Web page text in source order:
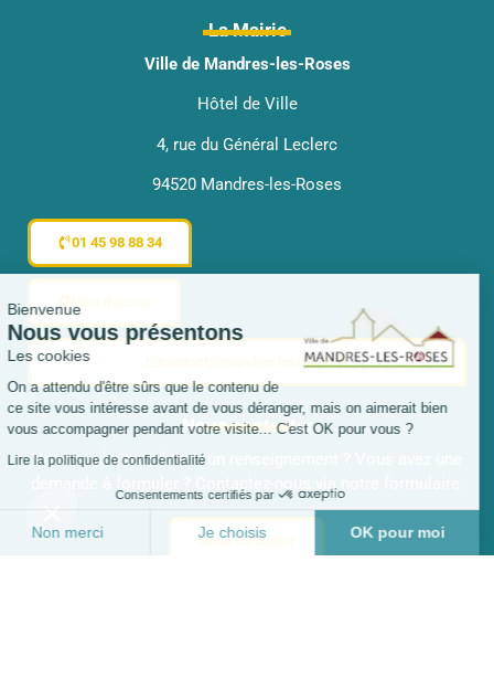
Bienvenue
Nous vous présentons
Les cookies
On a attendu d'être sûrs que le contenu de
ce site vous intéresse avant de vous déranger, mais on aimerait bien
vous accompagner pendant votre visite... C'est OK pour vous ?
Lire la politique de confidentialité
Consentements certifiés par
Non merci Je choisis OK pour moi
La Mairie
Ville de Mandres-les-Roses
Hôtel de Ville
4, rue du Général Leclerc
94520 Mandres-les-Roses
01 45 98 88 34
contact@mandreslesroses.fr
Nous contacter
Vous souhaitez obtenir un renseignement ? Vous avez une
demande à formuler ? Contactez-nous via notre formulaire.
Nous contacter